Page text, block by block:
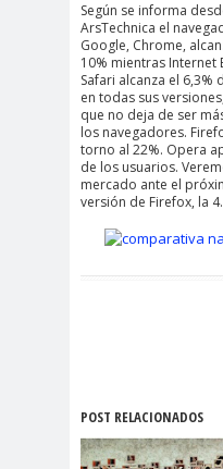
Según se informa
ArsTechnica el
Google, Chrome,
10% mientras Internet
Safari alcanza el 6,3%
en todas sus
que no deja de ser
los navegadores.
torno al 22%. Opera
de los usuarios.
mercado ante el
versión de Firefox, la 4.
POST RELACIONADOS